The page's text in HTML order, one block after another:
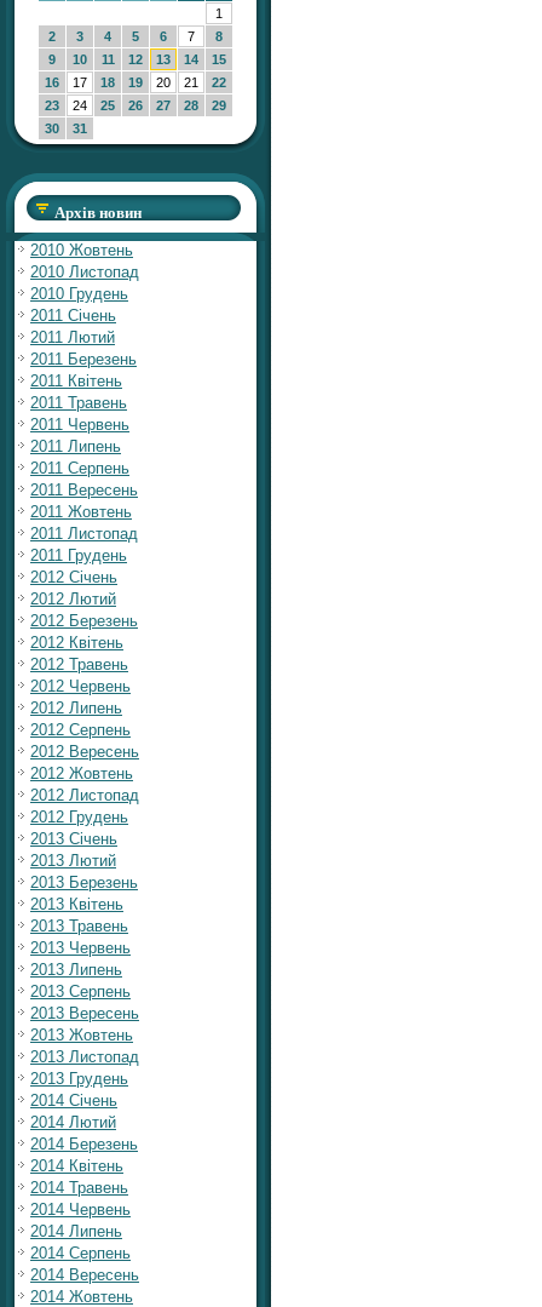
1
2
3 4 5 6 7
8
9
10 11 12 13 14
15
16
17 18 19 20 21
22
23
24 25 26 27 28
29
30
31
Архів новин
2010 Жовтень
2010 Листопад
2010 Грудень
2011 Січень
2011 Лютий
2011 Березень
2011 Квітень
2011 Травень
2011 Червень
2011 Липень
2011 Серпень
2011 Вересень
2011 Жовтень
2011 Листопад
2011 Грудень
2012 Січень
2012 Лютий
2012 Березень
2012 Квітень
2012 Травень
2012 Червень
2012 Липень
2012 Серпень
2012 Вересень
2012 Жовтень
2012 Листопад
2012 Грудень
2013 Січень
2013 Лютий
2013 Березень
2013 Квітень
2013 Травень
2013 Червень
2013 Липень
2013 Серпень
2013 Вересень
2013 Жовтень
2013 Листопад
2013 Грудень
2014 Січень
2014 Лютий
2014 Березень
2014 Квітень
2014 Травень
2014 Червень
2014 Липень
2014 Серпень
2014 Вересень
2014 Жовтень